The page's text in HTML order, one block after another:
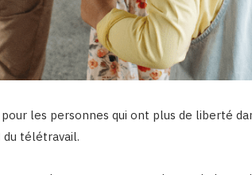
les personnes qui ont plus de liberté
du télétravail.